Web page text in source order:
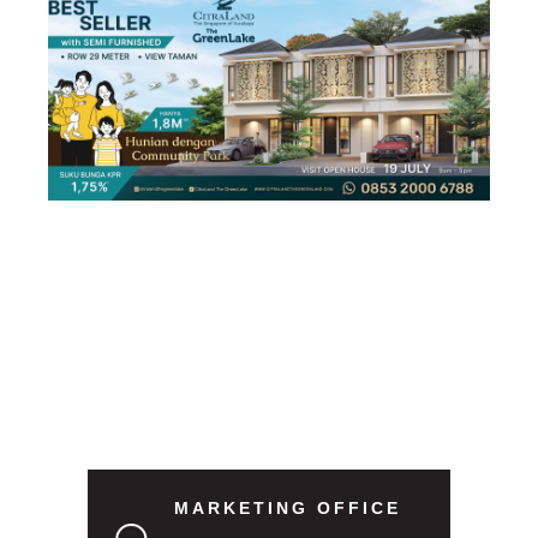
MARKETING OFFICE